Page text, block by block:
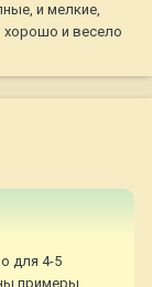
и мелкие,
хорошо и весело
для 4-5
примеры